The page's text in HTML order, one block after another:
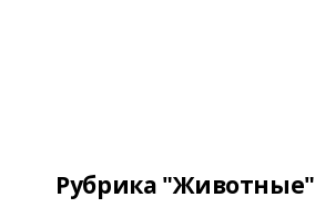
Рубрика "Животные"